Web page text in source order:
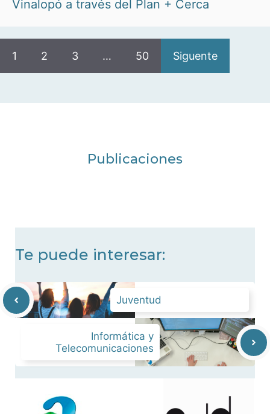
Vinalopó a través del Plan + Cerca
1 2 3 … 50 Siguente
Publicaciones
Te puede interesar:
Juventud
Informática y
Telecomunicaciones